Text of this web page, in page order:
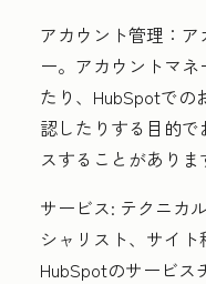
アカウント管理： ア
ー。アカウントマ
たり、HubSpotでの
認したりする目的
スすることがありま
サービス: テクニカ
シャリスト、サイト
HubSpotのサービス